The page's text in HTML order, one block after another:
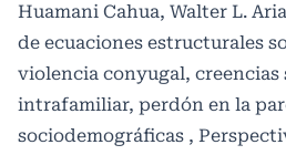
Huamani Cahua, Walter L.
de ecuaciones estructurales
violencia conyugal, creencias
intrafamiliar, perdón en la
sociodemográficas ,